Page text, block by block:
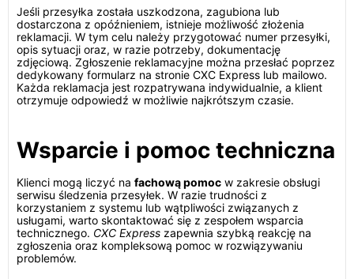
Jeśli przesyłka została uszkodzona, zagubiona lub
dostarczona z opóźnieniem, istnieje możliwość złożenia
reklamacji. W tym celu należy przygotować numer przesyłki,
opis sytuacji oraz, w razie potrzeby, dokumentację
zdjęciową. Zgłoszenie reklamacyjne można przesłać poprzez
dedykowany formularz na stronie CXC Express lub mailowo.
Każda reklamacja jest rozpatrywana indywidualnie, a klient
otrzymuje odpowiedź w możliwie najkrótszym czasie.
Wsparcie i pomoc techniczna
Klienci mogą liczyć na fachową pomoc w zakresie obsługi
serwisu śledzenia przesyłek. W razie trudności z
korzystaniem z systemu lub wątpliwości związanych z
usługami, warto skontaktować się z zespołem wsparcia
technicznego. CXC Express zapewnia szybką reakcję na
zgłoszenia oraz kompleksową pomoc w rozwiązywaniu
problemów.